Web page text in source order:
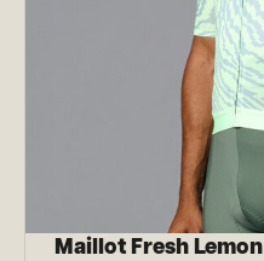
Maillot Fresh Lemon